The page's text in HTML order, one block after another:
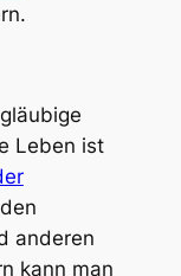
Leben ist
anderen
kann man